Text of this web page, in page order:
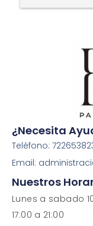
¿Necesita
Teléfono:
Email:
Nuestros
Lunes a sabado
17:00 a 21:00